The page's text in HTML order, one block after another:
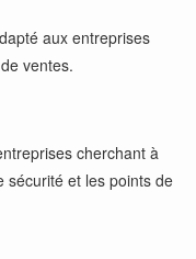
aux entreprises
ventes.
cherchant à
sécurité et les points de